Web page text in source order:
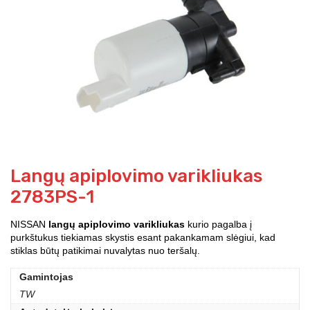
Langų apiplovimo varikliukas
2783PS-1
NISSAN langų apiplovimo varikliukas kurio pagalba į
purkštukus tiekiamas skystis esant pakankamam slėgiui, kad
stiklas būtų patikimai nuvalytas nuo teršalų.
Gamintojas
TW